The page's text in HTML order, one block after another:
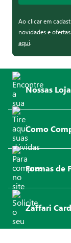
Ao clicar em
novidades e
aqui.
Nossas
Como
Formas de
Zaffari